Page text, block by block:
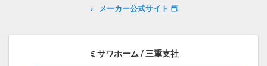
メーカー公式サイト
ミサワホーム / 三重支社